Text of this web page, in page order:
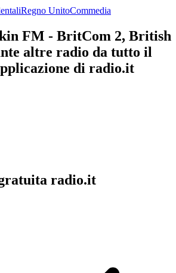
Regno UnitoCommedia
FM - BritCom 2, British
altre radio da tutto il
di radio.it
radio.it